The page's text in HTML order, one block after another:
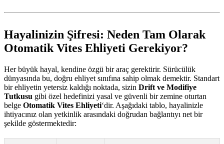
Hayalinizin Şifresi: Neden Tam Olarak
Otomatik Vites Ehliyeti Gerekiyor?
Her büyük hayal, kendine özgü bir araç gerektirir. Sürücülük
dünyasında bu, doğru ehliyet sınıfına sahip olmak demektir. Standart
bir ehliyetin yetersiz kaldığı noktada, sizin Drift ve Modifiye
Tutkusu gibi özel hedefinizi yasal ve güvenli bir zemine oturtan
belge Otomatik Vites Ehliyeti‘dir. Aşağıdaki tablo, hayalinizle
ihtiyacınız olan yetkinlik arasındaki doğrudan bağlantıyı net bir
şekilde göstermektedir: